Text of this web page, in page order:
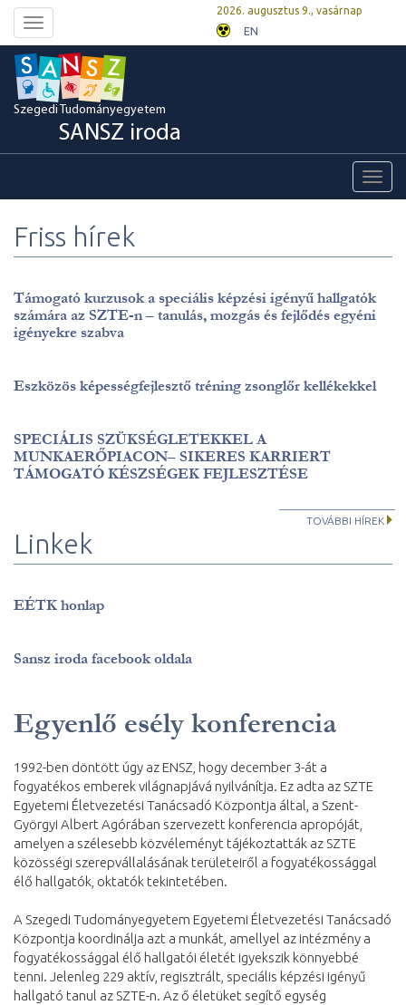
Toggle
navigation
2026. augusztus 9., vasárnap
EN
Szegedi Tudományegyetem
SANSZ iroda
Friss hírek
Támogató kurzusok a speciális képzési igényű hallgatók
számára az SZTE-n – tanulás, mozgás és fejlődés egyéni
igényekre szabva
Eszközös képességfejlesztő tréning zsonglőr kellékekkel
SPECIÁLIS SZÜKSÉGLETEKKEL A
MUNKAERŐPIACON– SIKERES KARRIERT
TÁMOGATÓ KÉSZSÉGEK FEJLESZTÉSE
TOVÁBBI HÍREK
Linkek
EÉTK honlap
Sansz iroda facebook oldala
Egyenlő esély konferencia
1992-ben döntött úgy az ENSZ, hogy december 3-át a
fogyatékos emberek világnapjává nyilvánítja. Ez adta az SZTE
Egyetemi Életvezetési Tanácsadó Központja által, a Szent-
Györgyi Albert Agórában szervezett konferencia apropóját,
amelyen a szélesebb közvéleményt tájékoztatták az SZTE
közösségi szerepvállalásának területeiről a fogyatékossággal
élő hallgatók, oktatók tekintetében.
A Szegedi Tudományegyetem Egyetemi Életvezetési Tanácsadó
Központja koordinálja azt a munkát, amellyel az intézmény a
fogyatékossággal élő hallgatói életét igyekszik könnyebbé
tenni. Jelenleg 229 aktív, regisztrált, speciális képzési igényű
hallgató tanul az SZTE-n. Az ő életüket segítő egység